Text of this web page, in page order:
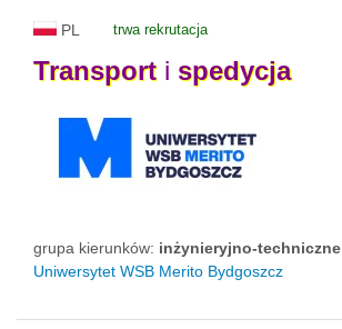
PL trwa rekrutacja
Transporti spedycja
grupa kierunków: inżynieryjno-techniczne
Uniwersytet WSB Merito Bydgoszcz